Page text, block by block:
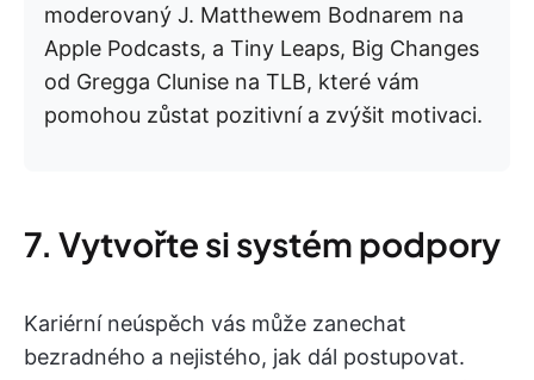
moderovaný J. Matthewem Bodnarem na
Apple Podcasts, a Tiny Leaps, Big Changes
od Gregga Clunise na TLB, které vám
pomohou zůstat pozitivní a zvýšit motivaci.
7. Vytvořte si systém podpory
Kariérní neúspěch vás může zanechat
bezradného a nejistého, jak dál postupovat.